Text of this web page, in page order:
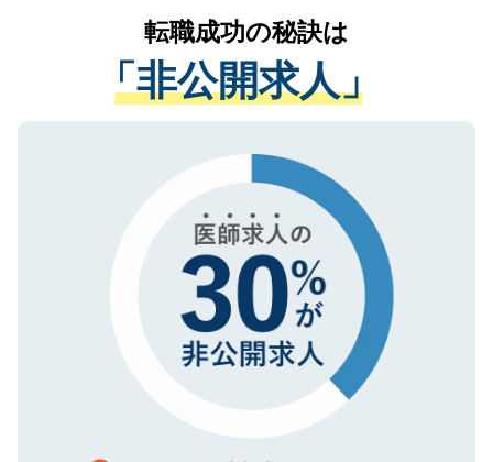
は、個人情報の取り扱いについての厳密な
管理基準を満たした事業者のみに付与され
る、プライバシーマークを取得済みです。
で、機密保持に関してもご安心ください。
かがいして、現在の医療機関の状況や紹介
経験をまじえながら、適切なアドバイスを
させていただきます。すぐにご転職をされ
ない方には、長期的なサポートが可能です
ので、まずはご登録ください。
転職成功の秘訣は
「非公開求人」